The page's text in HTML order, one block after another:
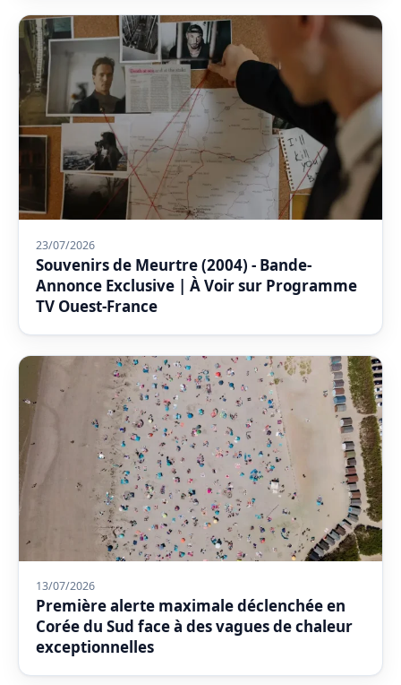
23/07/2026
Souvenirs de Meurtre (2004) - Bande-
Annonce Exclusive | À Voir sur Programme
TV Ouest-France
13/07/2026
Première alerte maximale déclenchée en
Corée du Sud face à des vagues de chaleur
exceptionnelles